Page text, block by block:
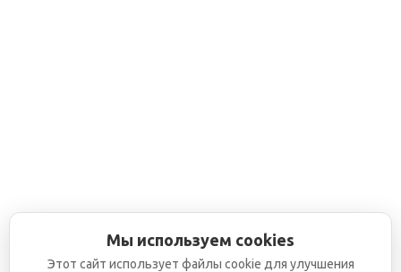
Мы используем cookies
Этот сайт использует файлы cookie для улучшения